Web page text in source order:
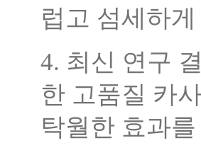
럽고 섬세하
4. 최신 연구
한 고품질 카
탁월한 효과